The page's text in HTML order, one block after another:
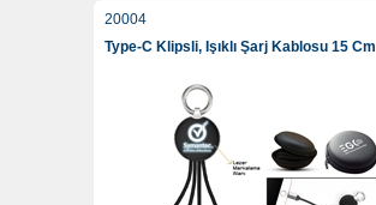
20004
Type-C Klipsli, Işıklı Şarj Kablosu 15 Cm